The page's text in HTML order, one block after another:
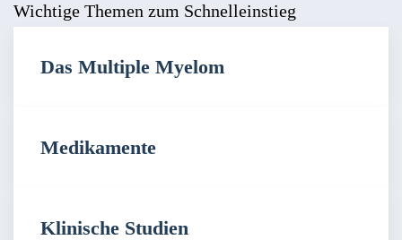
Wichtige Themen zum Schnelleinstieg
Das Multiple Myelom
Medikamente
Klinische Studien